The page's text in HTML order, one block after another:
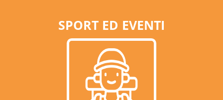
SPORT ED EVENTI